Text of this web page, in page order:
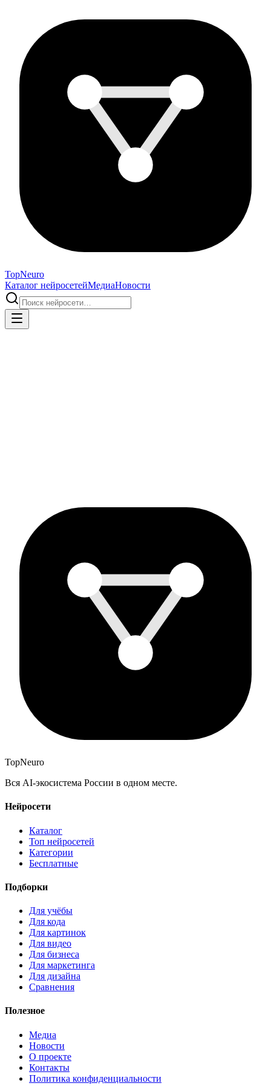
TopNeuro
Каталог нейросетейМедиаНовости
TopNeuro
Вся AI-экосистема России в одном месте.
Нейросети
Каталог
Топ нейросетей
Категории
Бесплатные
Подборки
Для учёбы
Для кода
Для картинок
Для видео
Для бизнеса
Для маркетинга
Для дизайна
Сравнения
Полезное
Медиа
Новости
О проекте
Контакты
Политика конфиденциальности